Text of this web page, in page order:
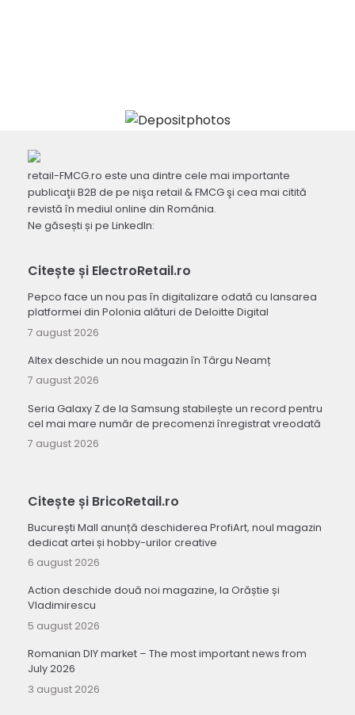
retail-FMCG.ro este una dintre cele mai importante
publicaţii B2B de pe nişa retail & FMCG şi cea mai citită
revistă în mediul online din România.
Ne găsești și pe LinkedIn:
Citește și ElectroRetail.ro
Pepco face un nou pas în digitalizare odată cu lansarea
platformei din Polonia alături de Deloitte Digital
7 august 2026
Altex deschide un nou magazin în Târgu Neamț
7 august 2026
Seria Galaxy Z de la Samsung stabilește un record pentru
cel mai mare număr de precomenzi înregistrat vreodată
7 august 2026
Citește și BricoRetail.ro
București Mall anunță deschiderea ProfiArt, noul magazin
dedicat artei și hobby-urilor creative
6 august 2026
Action deschide două noi magazine, la Orăștie și
Vladimirescu
5 august 2026
Romanian DIY market – The most important news from
July 2026
3 august 2026